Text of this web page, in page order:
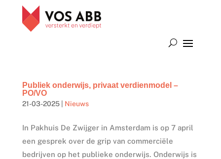
Publiek onderwijs, privaat verdienmodel –
PO/VO
21-03-2025| Nieuws
In Pakhuis De Zwijger in Amsterdam is op 7 april
een gesprek over de grip van commerciële
bedrijven op het publieke onderwijs. Onderwijs is